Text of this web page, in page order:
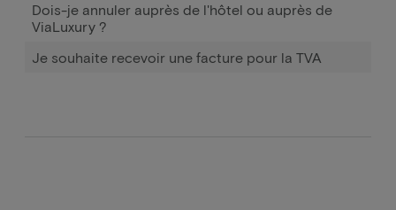
Dois-je annuler auprès de l'hôtel ou auprès de
ViaLuxury ?
Je souhaite recevoir une facture pour la TVA